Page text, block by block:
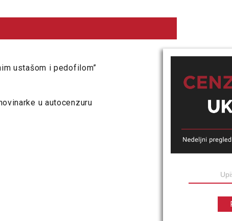
ustašom i pedofilom”
u autocenzuru